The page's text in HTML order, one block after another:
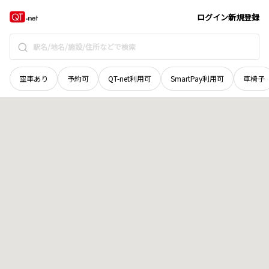
ログイン新規登録
空車あり 予約可 QT-net利用可 SmartPay利用可 車椅子
岡山県